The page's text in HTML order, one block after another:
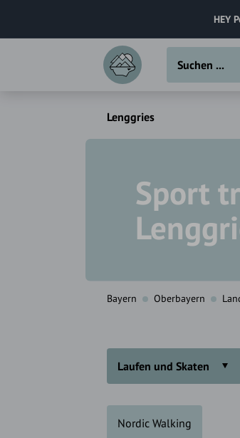
HEY
Lenggries
Sport
Bayern Oberbayern
Laufen und Skaten
Nordic Walking